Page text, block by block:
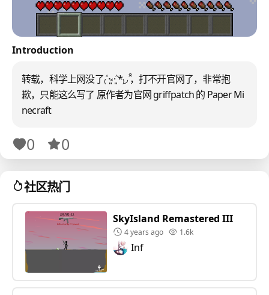
Introduction
转载，科学上网没了₍˄·͈༝·͈˄*₎◞ ̑̑，打不开官网了，非常抱
歉，只能这么写了 原作者为官网 griffpatch 的 Paper Mi
necraft
0 0
社区热门
SkyIsland Remastered III
4 years ago 1.6k
Inf